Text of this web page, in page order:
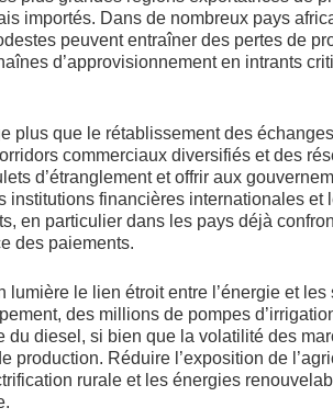
importés. Dans de nombreux pays
peuvent entraîner des pertes de
d’approvisionnement en intrants
plus que le rétablissement des
commerciaux diversifiés et des
d’étranglement et offrir aux
institutions financières internationales
en particulier dans les pays déjà
des paiements.
lumière le lien étroit entre l’énergie et
des millions de pompes
du diesel, si bien que la volatilité des
production. Réduire l’exposition de
rurale et les énergies